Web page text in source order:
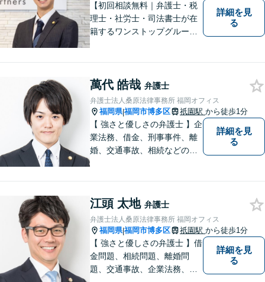
【初回相談無料｜弁護士・税
理士・社労士・司法書士が在
籍するワンストップグルー
等複数士業の知識が必要な案
件を一括して対応。九州トッ
プクラスの豊富な実績。
詳細を見
る
萬代 皓哉 弁護士
弁護士法人桑原法律事務所 福岡オフィス
福岡県|福岡市博多区 祇園駅 から徒歩1分
【 強さと優しさの弁護士 】企
業法務、借金、刑事事件、離
婚、交通事故、相続などのご
なリーガルサービスを提供い
たします。
詳細を見
る
江頭 太地 弁護士
弁護士法人桑原法律事務所 福岡オフィス
福岡県|福岡市博多区 祇園駅 から徒歩1分
【 強さと優しさの弁護士 】借
金問題、相続問題、離婚問
題、交通事故、企業法務、刑
詳細を見
る